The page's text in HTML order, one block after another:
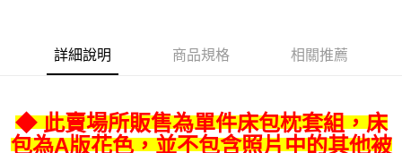
３．安心：先確認商品／服務後，再付款。
結帳頁面，進行簡訊認證並確認金額後，即可完成結帳。
２．訂單成立數日內，您將收到繳費通知簡訊。
宅配-離島
每筆NT$400
詳細說明 商品規格 相關推薦
◆ 此賣場所販售為單件床包枕套組，床
包為A版花色，並不包含照片中的其他被